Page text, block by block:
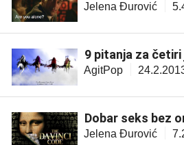
Jelena Đurović
9 pitanja za
AgitPop
Dobar seks bez
Jelena Đurović